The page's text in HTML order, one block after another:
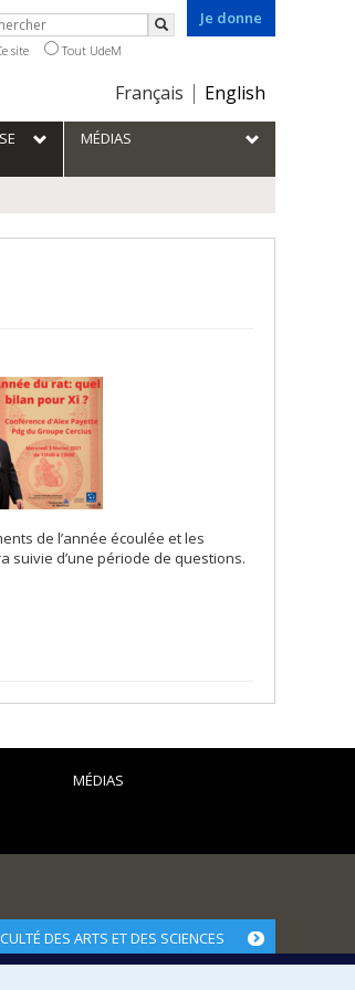
Je donne
Choix
la
langue
Français English
Rechercher
site Tout UdeM
MÉDIAS
de l’année écoulée et les
suivie d’une période de questions.
MÉDIAS
DES ARTS ET DES SCIENCES